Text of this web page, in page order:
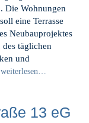
Die Wohnungen
eine Terrasse
Neubauprojektes
täglichen
und
weiterlesen…
13 eG